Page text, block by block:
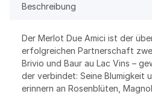
Beschreibung
Der Merlot Due Amici ist der
erfolgreichen Partnerschaft
Brivio und Baur au Lac Vins –
der verbindet: Seine Blumigkeit
erinnern an Rosenblüten,